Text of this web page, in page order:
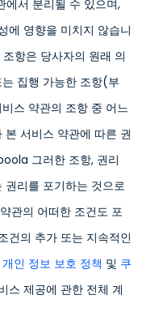
에서 분리될 수 있으며,
에 영향을 미치지 않습니
항은 당사자의 원래 의
집행 가능한 조항(부
스 약관의 조항 중 어느
서비스 약관에 따른 권
그러한 조항, 권리
권리를 포기하는 것으로
관의 어떠한 조건도 포
건의 추가 또는 지속적인
개인 정보 보호 정책 및 쿠
스 제공에 관한 전체 계